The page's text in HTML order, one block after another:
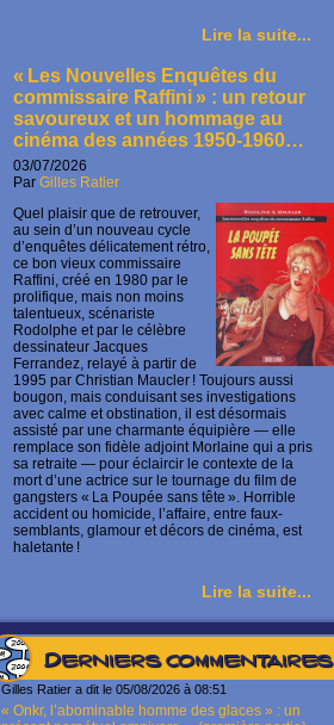
Lire la suite...
« Les Nouvelles Enquêtes du
commissaire Raffini » : un retour
savoureux et un hommage au
cinéma des années 1950-1960…
03/07/2026
Par Gilles Ratier
Quel plaisir que de retrouver,
au sein d’un nouveau cycle
d’enquêtes délicatement rétro,
ce bon vieux commissaire
Raffini, créé en 1980 par le
prolifique, mais non moins
talentueux, scénariste
Rodolphe et par le célèbre
dessinateur Jacques
Ferrandez, relayé à partir de
1995 par Christian Maucler ! Toujours aussi
bougon, mais conduisant ses investigations
avec calme et obstination, il est désormais
assisté par une charmante équipière — elle
remplace son fidèle adjoint Morlaine qui a pris
sa retraite — pour éclaircir le contexte de la
mort d’une actrice sur le tournage du film de
gangsters « La Poupée sans tête ». Horrible
accident ou homicide, l’affaire, entre faux-
semblants, glamour et décors de cinéma, est
haletante !
Lire la suite...
Derniers commentaires
Gilles Ratier a dit le 05/08/2026 à 08:51
« Onkr, l’abominable homme des glaces » : un